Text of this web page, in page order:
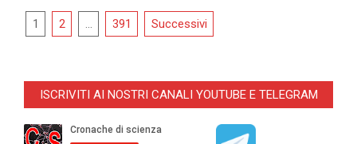
Navigazione
1 2 391 Successivi
ISCRIVITI AI NOSTRI CANALI YOUTUBE E TELEGRAM